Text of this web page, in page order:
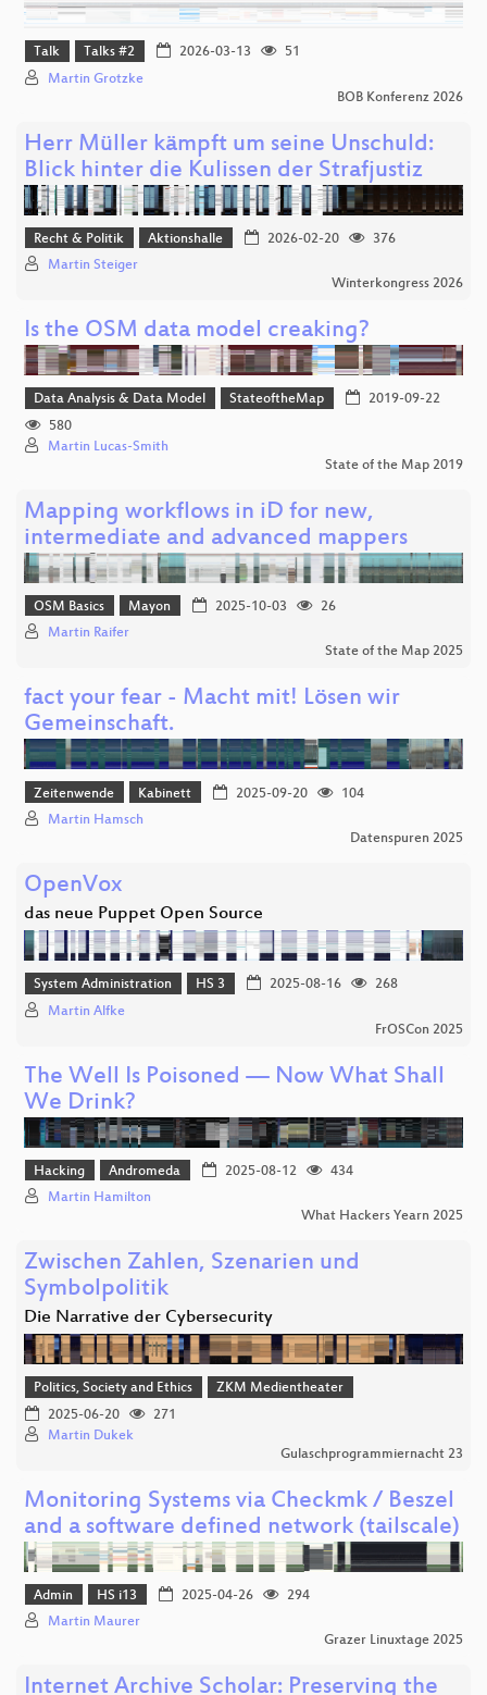
Talk Talks #2 2026-03-13
51
Martin Grotzke
BOB Konferenz 2026
Herr Müller kämpft um seine Unschuld:
Blick hinter die Kulissen der Strafjustiz
Recht & Politik Aktionshalle 2026-02-20
376
Martin Steiger
Winterkongress 2026
Is the OSM data model creaking?
Data Analysis & Data Model StateoftheMap
2019-09-22
580
Martin Lucas-Smith
State of the Map 2019
Mapping workflows in iD for new,
intermediate and advanced mappers
OSM Basics Mayon 2025-10-03
26
Martin Raifer
State of the Map 2025
fact your fear - Macht mit! Lösen wir
Gemeinschaft.
Zeitenwende Kabinett 2025-09-20
104
Martin Hamsch
Datenspuren 2025
OpenVox
das neue Puppet Open Source
System Administration HS 3 2025-08-16
268
Martin Alfke
FrOSCon 2025
The Well Is Poisoned — Now What Shall
We Drink?
Hacking Andromeda 2025-08-12
434
Martin Hamilton
What Hackers Yearn 2025
Zwischen Zahlen, Szenarien und
Symbolpolitik
Die Narrative der Cybersecurity
Politics, Society and Ethics
ZKM Medientheater
2025-06-20
271
Martin Dukek
Gulaschprogrammiernacht 23
Monitoring Systems via Checkmk / Beszel
and a software defined network (tailscale)
Admin HS i13 2025-04-26
294
Martin Maurer
Grazer Linuxtage 2025
Internet Archive Scholar: Preserving the